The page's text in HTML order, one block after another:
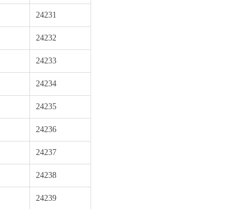
24231
24232
24233
24234
24235
24236
24237
24238
24239